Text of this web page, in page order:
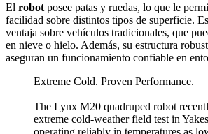
El robot posee patas y ruedas, lo que le
facilidad sobre distintos tipos de superficie.
ventaja sobre vehículos tradicionales, que
en nieve o hielo. Además, su estructura
aseguran un funcionamiento confiable en
Extreme Cold. Proven Performance.
The Lynx M20 quadruped robot
extreme cold-weather field test in
operating reliably in temperatures as